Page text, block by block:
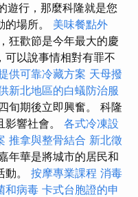
遊行，那麼科隆就是您
場所。 美味餐點外
狂歡節是今年最大的慶
可以說事情相對有罪不
供可靠冷藏方案 天母撥
新北地區的白蟻防治服
旬期後立即興奮。 科隆
響社會。 各式冷凍設
推拿與整骨結合 新北徵
年華是將城市的居民和
。 按摩專業課程 消毒
和病毒 卡式台胞證的申